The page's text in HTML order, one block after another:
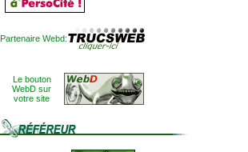
Partenaire Webd:
Le bouton
WebD sur
votre site